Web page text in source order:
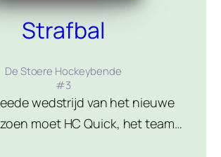
Strafbal
De Stoere Hockeybende
#3
wedstrijd van het nieuwe
moet HC Quick, het team